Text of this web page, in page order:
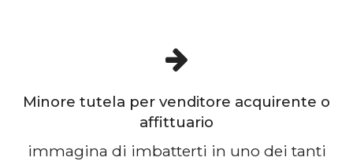
Minore tutela per venditore acquirente o
affittuario
immagina di imbatterti in uno dei tanti